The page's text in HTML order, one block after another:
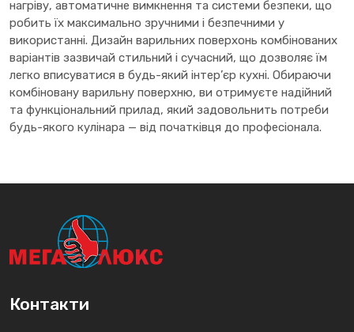
нагріву, автоматичне вимкнення та системи безпеки, що
робить їх максимально зручними і безпечними у
використанні. Дизайн варильних поверхонь комбінованих
варіантів зазвичай стильний і сучасний, що дозволяє їм
легко вписуватися в будь-який інтер’єр кухні. Обираючи
комбіновану варильну поверхню, ви отримуєте надійний
та функціональний прилад, який задовольнить потреби
будь-якого кулінара — від початківця до професіонала.
Контакти